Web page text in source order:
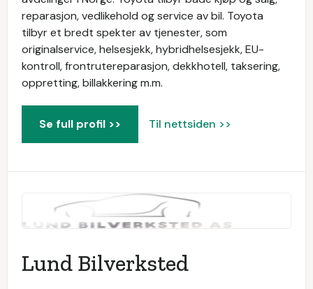
reparasjon, vedlikehold og service av bil. Toyota
tilbyr et bredt spekter av tjenester, som
originalservice, helsesjekk, hybridhelsesjekk, EU-
kontroll, frontrutereparasjon, dekkhotell, taksering,
oppretting, billakkering m.m.
Se full profil >> Til nettsiden >>
Lund Bilverksted